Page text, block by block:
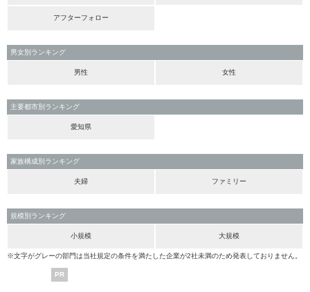
アフターフォロー
男女別ランキング
男性 女性
主要都市別ランキング
愛知県
家族構成別ランキング
夫婦 ファミリー
規模別ランキング
小規模 大規模
※文字がグレーの部門は当社規定の条件を満たした企業が2社未満のため発表しておりません。
PR